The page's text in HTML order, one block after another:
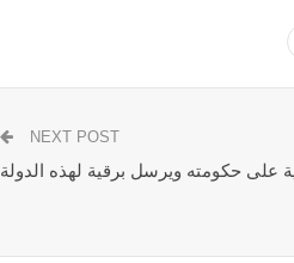
NEXT POST
على حكومته ويرسل برقية لهذه الدولة